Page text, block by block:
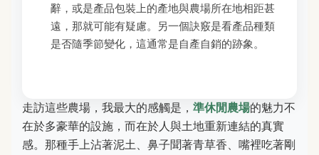
辭，或是產品包裝上的產地與農場所在地相距甚
遠，那就可能有疑慮。另一個訣竅是看產品種類
是否隨季節變化，這通常是自產自銷的跡象。
走訪這些農場，我最大的感觸是， 準休閒農場的魅力不
在於多豪華的設施，而在於人與土地重新連結的真實
感。那種手上沾著泥土、鼻子聞著青草香、嘴裡吃著剛